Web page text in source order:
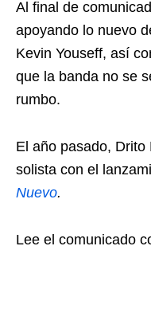
Al final de
apoyando lo nuevo
Kevin Youseff, así
que la banda no se
rumbo.
El año pasado,
solista con el
Nuevo.
Lee el comunicado